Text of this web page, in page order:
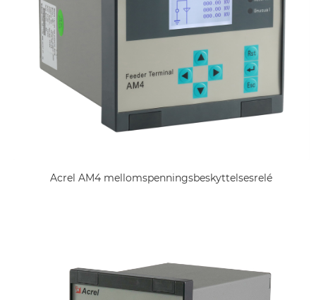
Acrel AM4 mellomspenningsbeskyttelsesrelé